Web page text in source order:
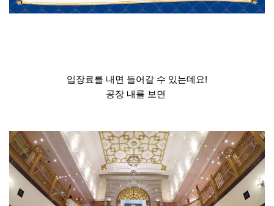
입장료를 내면 들어갈 수 있는데요!
공장 내를 보면